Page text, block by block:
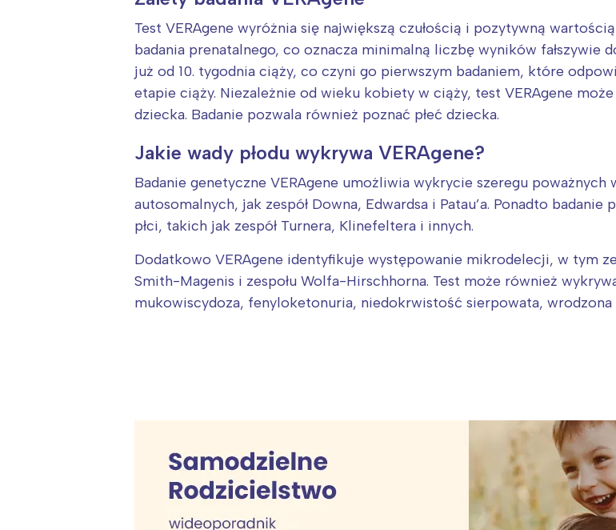
Test VERAgene wyróżnia się największą czułością i pozytywną
badania prenatalnego, co oznacza minimalną liczbę wyników
już od 10. tygodnia ciąży, co czyni go pierwszym badaniem, które
etapie ciąży. Niezależnie od wieku kobiety w ciąży, test VERAgene
dziecka. Badanie pozwala również poznać płeć dziecka.
Jakie wady płodu wykrywa VERAgene?
Badanie genetyczne VERAgene umożliwia wykrycie szeregu
autosomalnych, jak zespół Downa, Edwardsa i Patau’a. Ponadto
płci, takich jak zespół Turnera, Klinefeltera i innych.
Dodatkowo VERAgene identyfikuje występowanie mikrodelecji, w tym
Smith-Magenis i zespołu Wolfa-Hirschhorna. Test może również
mukowiscydoza, fenyloketonuria, niedokrwistość sierpowata,
Interesują mnie wydarzenia z